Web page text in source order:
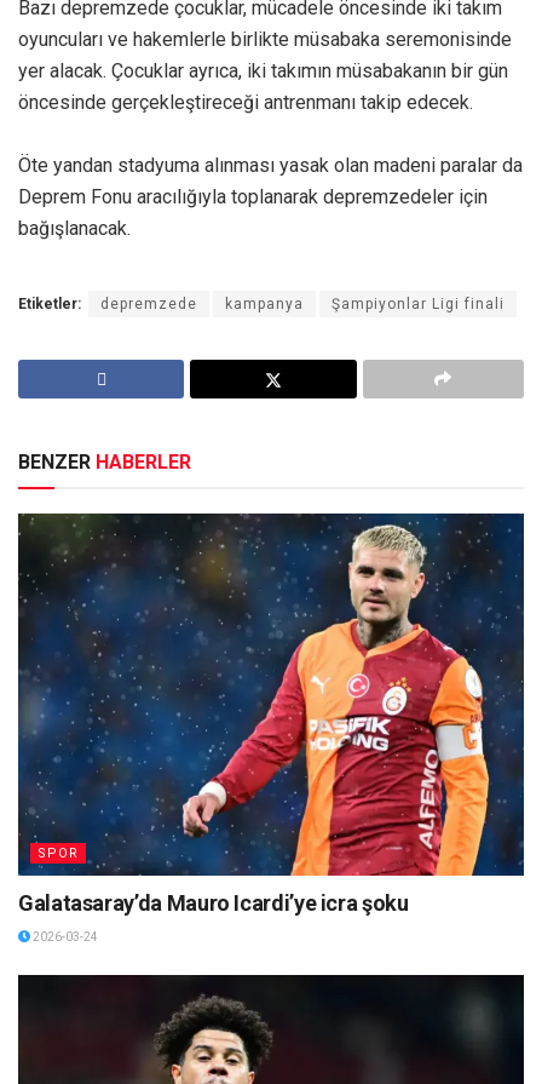
Bazı depremzede çocuklar, mücadele öncesinde iki takım
oyuncuları ve hakemlerle birlikte müsabaka seremonisinde
yer alacak. Çocuklar ayrıca, iki takımın müsabakanın bir gün
öncesinde gerçekleştireceği antrenmanı takip edecek.
Öte yandan stadyuma alınması yasak olan madeni paralar da
Deprem Fonu aracılığıyla toplanarak depremzedeler için
bağışlanacak.
Etiketler: depremzede kampanya Şampiyonlar Ligi finali
BENZER HABERLER
SPOR
Galatasaray’da Mauro Icardi’ye icra şoku
2026-03-24